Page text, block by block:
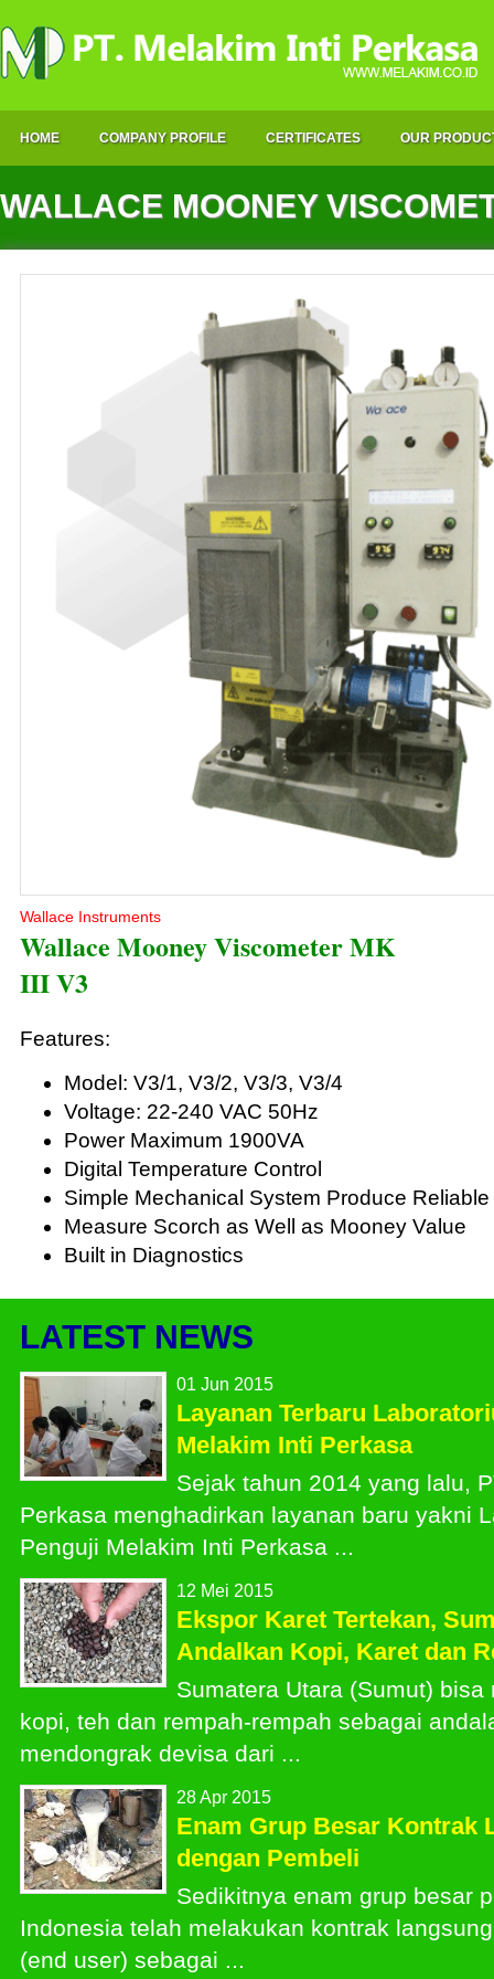
HOME COMPANY PROFILE CERTIFICATES OUR
WALLACE MOONEY
Wallace Instruments
Wallace Mooney Viscometer MK
III V3
Features:
Model: V3/1, V3/2, V3/3, V3/4
Voltage: 22-240 VAC 50Hz
Power Maximum 1900VA
Digital Temperature Control
Simple Mechanical System Produce
Measure Scorch as Well as Mooney Value
Built in Diagnostics
LATEST NEWS
01 Jun 2015
Layanan Terbaru
Melakim Inti Perkasa
Sejak tahun 2014 yang lalu,
Perkasa menghadirkan layanan baru yakni
Penguji Melakim Inti Perkasa ...
12 Mei 2015
Ekspor Karet Tertekan,
Andalkan Kopi, Karet dan
Sumatera Utara (Sumut) bisa
kopi, teh dan rempah-rempah sebagai
mendongrak devisa dari ...
28 Apr 2015
Enam Grup Besar Kontrak
dengan Pembeli
Sedikitnya enam grup besar
Indonesia telah melakukan kontrak
(end user) sebagai ...